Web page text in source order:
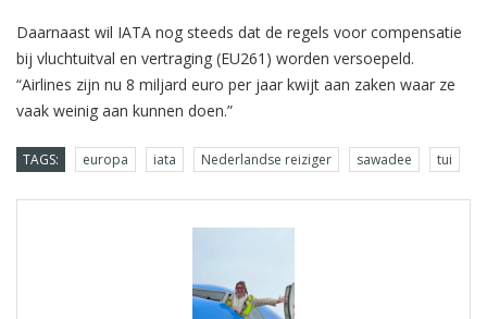
Daarnaast wil IATA nog steeds dat de regels voor compensatie
bij vluchtuitval en vertraging (EU261) worden versoepeld.
“Airlines zijn nu 8 miljard euro per jaar kwijt aan zaken waar ze
vaak weinig aan kunnen doen.”
TAGS: europa iata Nederlandse reiziger sawadee tui